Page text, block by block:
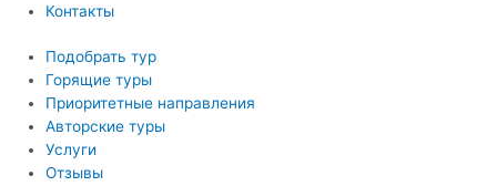
Контакты
Подобрать тур
Горящие туры
Приоритетные направления
Авторские туры
Услуги
Отзывы